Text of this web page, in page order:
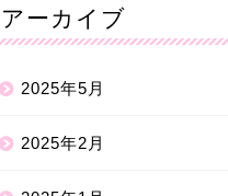
アーカイブ
2025年5月
2025年2月